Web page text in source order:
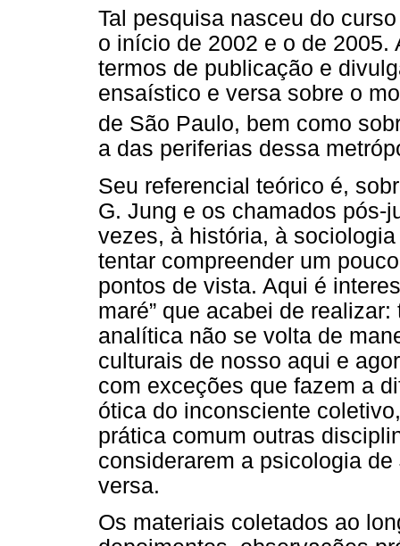
Tal pesquisa nasceu do
o início de 2002 e o de 2005.
termos de publicação e
ensaístico e versa sobre o
de São Paulo, bem como
a das periferias dessa
Seu referencial teórico é,
G. Jung e os chamados pós-
vezes, à história, à
tentar compreender um
pontos de vista. Aqui é
maré” que acabei de
analítica não se volta de
culturais de nosso aqui e
com exceções que fazem a
ótica do inconsciente
prática comum outras
considerarem a psicologia
versa.
Os materiais coletados ao